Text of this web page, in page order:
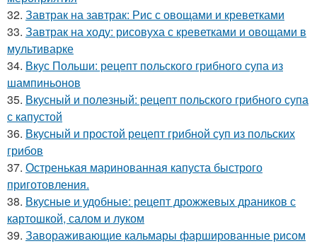
32. Завтрак на завтрак: Рис с овощами и креветками
33. Завтрак на ходу: рисовуха с креветками и овощами в
мультиварке
34. Вкус Польши: рецепт польского грибного супа из
шампиньонов
35. Вкусный и полезный: рецепт польского грибного супа
с капустой
36. Вкусный и простой рецепт грибной суп из польских
грибов
37. Остренькая маринованная капуста быстрого
приготовления.
38. Вкусные и удобные: рецепт дрожжевых драников с
картошкой, салом и луком
39. Завораживающие кальмары фаршированные рисом